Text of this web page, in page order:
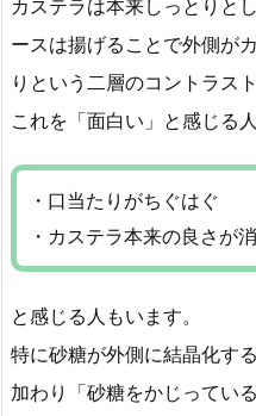
カステラは本来しっとりと
ースは揚げることで外側が
りという二層のコントラス
これを「面白い」と感じる
・口当たりがちぐはぐ
・カステラ本来の良さが
と感じる人もいます。
特に砂糖が外側に結晶化す
加わり「砂糖をかじってい